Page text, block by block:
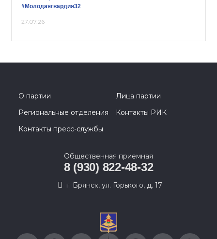
#Молодаягвардия32
27.07.26
О партии
Лица партии
Региональные отделения
Контакты РИК
Контакты пресс-службы
Общественная приемная
8 (930) 822-48-32
г. Брянск, ул. Горького, д. 17